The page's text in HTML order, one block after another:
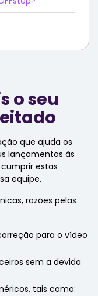
o seu
que ajuda os
lançamentos às
cumprir estas
equipe.
razões pelas
para o vídeo
sem a devida
tais como: